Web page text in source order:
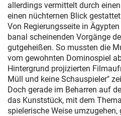
allerdings vermittelt durch
einen nüchternen Blick
Von Regierungsseite in
banal scheinenden Vorgänge
gutgeheißen. So mussten die
vom gewohnten Dominospiel
Hintergrund projizierten
Müll und keine Schauspieler"
Doch gerade im Beharren auf
das Kunststück, mit dem
spielerische Weise